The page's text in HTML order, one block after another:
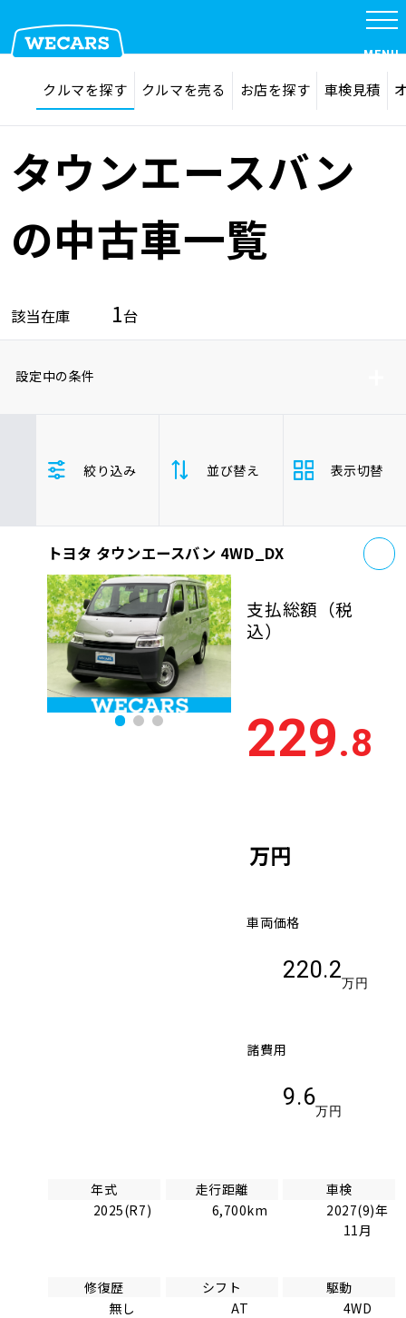
在庫検索 サイト内検索
MENU
クルマを探す
品質管理とサポート体制
お問い合わせ
企業情報
0120-733-500
クルマを探す クルマを売る お店を探す 車検見積
タウンエースバン
の中古車一覧
該当在庫 1台
設定中の条件
ホンダ
マツダ
ミツビシ
タウンエースバン
バン/トラック
絞り込み 並び替え
支払総
額
安い順 高
年式 新しい順
走行距
離
排気量 大きい順 小さ
表示切替
トヨタ タウンエースバン 4WD_DX
支払総額 （税
込）
229.8
万円
車両価格
220.2
万円
諸費用
9.6
万円
年式
2025(R7)
走行距離
6,700km
車検
2027(9)年
11月
修復歴
無し
シフト
AT
駆動
4WD